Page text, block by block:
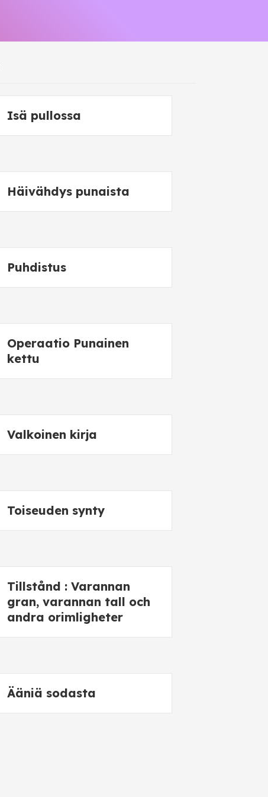
Isä pullossa
Häivähdys punaista
Puhdistus
Operaatio Punainen
kettu
Valkoinen kirja
Toiseuden synty
Tillstånd : Varannan
gran, varannan tall och
andra orimligheter
Ääniä sodasta